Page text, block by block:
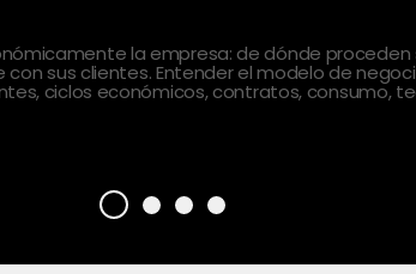
la empresa: de dónde proceden
sus clientes. Entender el modelo de
ciclos económicos, contratos, consumo,